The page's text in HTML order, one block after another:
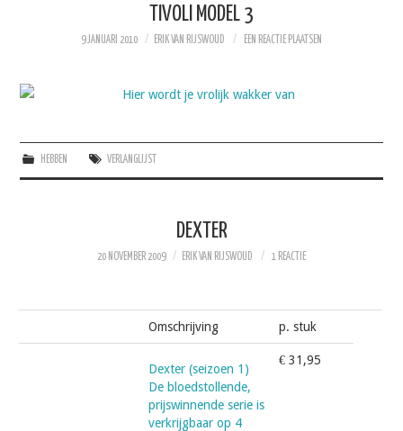
TIVOLI MODEL 3
9 JANUARI 2010 ERIK VAN RIJSWOUD EEN REACTIE PLAATSEN
HEBBEN VERLANGLIJST
DEXTER
20 NOVEMBER 2009 ERIK VAN RIJSWOUD 1 REACTIE
Omschrijving p. stuk
Dexter (seizoen 1)
De bloedstollende,
prijswinnende serie is
verkrijgbaar op 4
€ 31,95